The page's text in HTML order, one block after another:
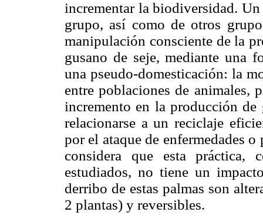
incrementar la biodiversidad.
grupo, así como de otros
manipulación consciente de la
gusano de seje, mediante una
una pseudo-domesticación: la
entre poblaciones de animales,
incremento en la producción
relacionarse a un reciclaje
por el ataque de enfermedades
considera que esta práctica,
estudiados, no tiene un
derribo de estas palmas son
2 plantas) y reversibles.